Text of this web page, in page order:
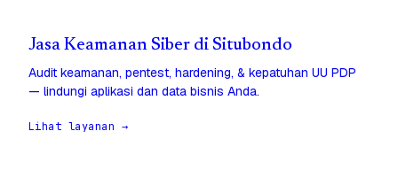
Jasa Keamanan Siber di Situbondo
Audit keamanan, pentest, hardening, & kepatuhan UU PDP
— lindungi aplikasi dan data bisnis Anda.
Lihat layanan →